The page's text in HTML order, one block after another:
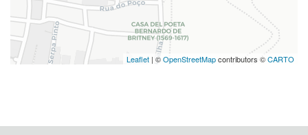
Leaflet | ©OpenStreetMapcontributors ©CARTO